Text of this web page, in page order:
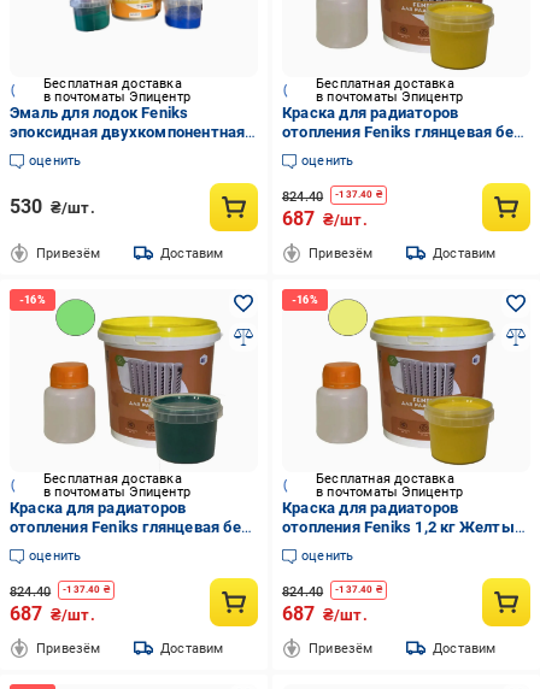
Бесплатная доставка
в почтоматы Эпицентр
Эмаль для лодок Feniks
эпоксидная двухкомпонентная
800 г
оценить
530 ₴/шт.
Привезём Доставим
Бесплатная доставка
в почтоматы Эпицентр
Краска для радиаторов
отопления Feniks глянцевая без
запаха 1,2 кг Желтый (FR-001-4)
оценить
824.40 -137.40 ₴
687 ₴/шт.
Привезём Доставим
Бесплатная доставка
в почтоматы Эпицентр
Краска для радиаторов
отопления Feniks глянцевая без
запаха 1,2 кг Зеленый (FR-001-
3)
оценить
824.40 -137.40 ₴
687 ₴/шт.
Привезём Доставим
Бесплатная доставка
в почтоматы Эпицентр
Краска для радиаторов
отопления Feniks 1,2 кг Желтый
глянцевый
оценить
824.40 -137.40 ₴
687 ₴/шт.
Привезём Доставим